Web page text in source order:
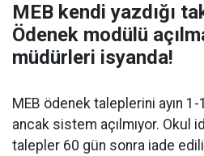
MEB kendi yazdığı
Ödenek modülü
müdürleri isyanda!
MEB ödenek taleplerini ayın
ancak sistem açılmıyor. Okul
talepler 60 gün sonra iade